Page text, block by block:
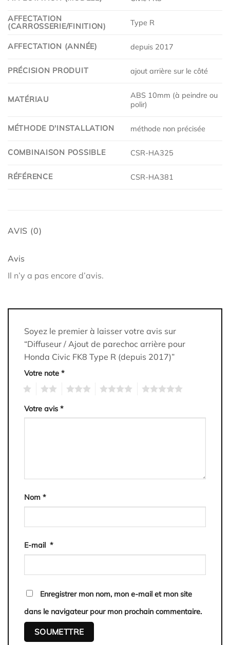
AFFECTATION
(CARROSSERIE/FINITION)
Type R
AFFECTATION (ANNÉE) depuis 2017
PRÉCISION PRODUIT ajout arrière sur le côté
MATÉRIAU
ABS 10mm (à peindre ou
polir)
MÉTHODE D'INSTALLATION méthode non précisée
COMBINAISON POSSIBLE CSR-HA325
RÉFÉRENCE CSR-HA381
AVIS (0)
Avis
Il n’y a pas encore d’avis.
Soyez le premier à laisser votre avis sur
“Diffuseur / Ajout de parechoc arrière pour
Honda Civic FK8 Type R (depuis 2017)”
Votre note *
Votre avis *
Nom *
E-mail *
Enregistrer mon nom, mon e-mail et mon site
dans le navigateur pour mon prochain commentaire.